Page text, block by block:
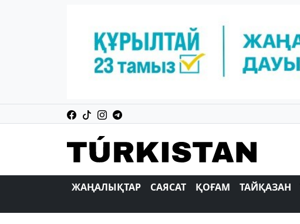
ЖАҢАЛЫҚТАР САЯСАТ ҚОҒАМ ТАЙҚАЗАН